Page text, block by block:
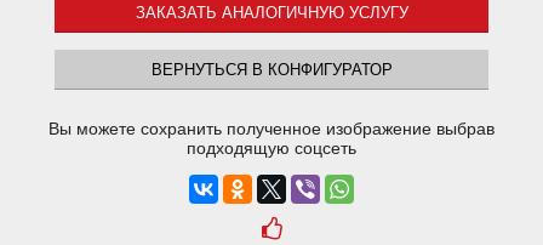
ЗАКАЗАТЬ АНАЛОГИЧНУЮ УСЛУГУ
ВЕРНУТЬСЯ В КОНФИГУРАТОР
Вы можете сохранить полученное изображение выбрав
подходящую соцсеть